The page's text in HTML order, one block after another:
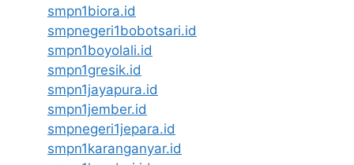
smpn1biora.id
smpnegeri1bobotsari.id
smpn1boyolali.id
smpn1gresik.id
smpn1jayapura.id
smpn1jember.id
smpnegeri1jepara.id
smpn1karanganyar.id